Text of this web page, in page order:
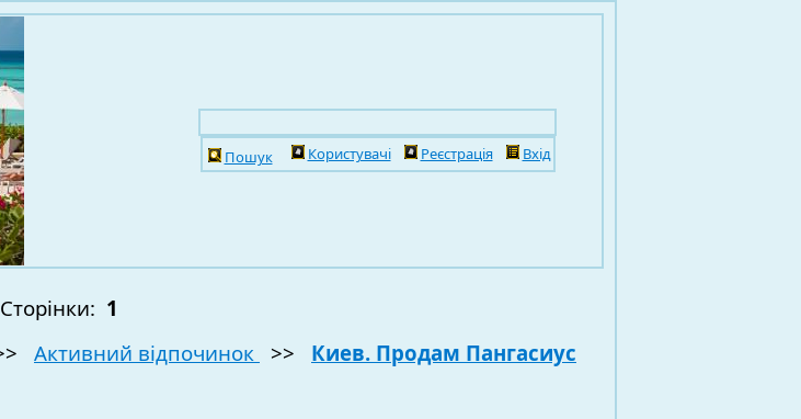
Пошук Користувачі Реєстрація Вхід
Сторінки: 1
Активний відпочинок >> Киев. Продам Пангасиус